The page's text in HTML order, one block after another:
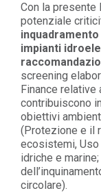
Con la presente
potenziale
impianti
screening
Finance
contribuiscono
obiettivi
(Protezione e il
ecosistemi,
idriche e
circolare).